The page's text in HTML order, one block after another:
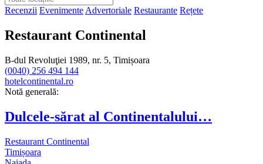
Recenzii Evenimente Advertoriale Restaurante Rețete
Restaurant Continental
B-dul Revoluţiei 1989, nr. 5, Timișoara
(0040) 256 494 144
hotelcontinental.ro
Notă generală:
Dulcele-sărat al Continentalului…
Restaurant Continental
Timișoara